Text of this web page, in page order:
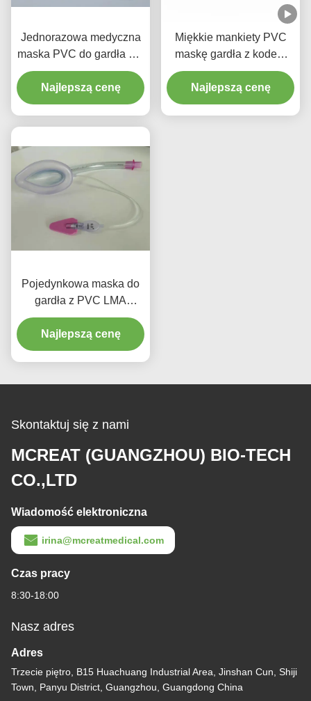
Jednorazowa medyczna
maska PVC do gardła dla
niemowląt i dzieci
Najlepszą cenę
Miękkie mankiety PVC
maskę gardła z kodem
koloru
Najlepszą cenę
Pojedynkowa maska do
gardła z PVC LMA
rozmiar 5.0 Intubacja z
barem do stosowania u
dorosłych
Najlepszą cenę
Skontaktuj się z nami
MCREAT (GUANGZHOU) BIO-TECH
CO.,LTD
Wiadomość elektroniczna
irina@mcreatmedical.com
Czas pracy
8:30-18:00
Nasz adres
Adres
Trzecie piętro, B15 Huachuang Industrial Area, Jinshan Cun, Shiji
Town, Panyu District, Guangzhou, Guangdong China